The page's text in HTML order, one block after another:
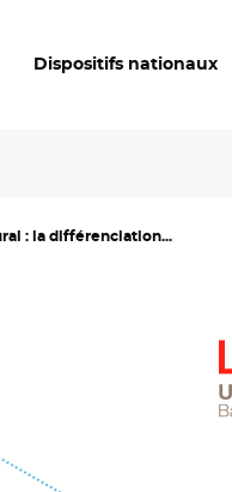
Dispositifs nationaux
: la différenciation...